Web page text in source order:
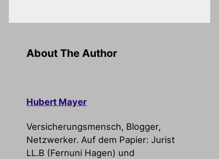
About The Author
Hubert Mayer
Versicherungsmensch, Blogger,
Netzwerker. Auf dem Papier: Jurist
LL.B (Fernuni Hagen) und